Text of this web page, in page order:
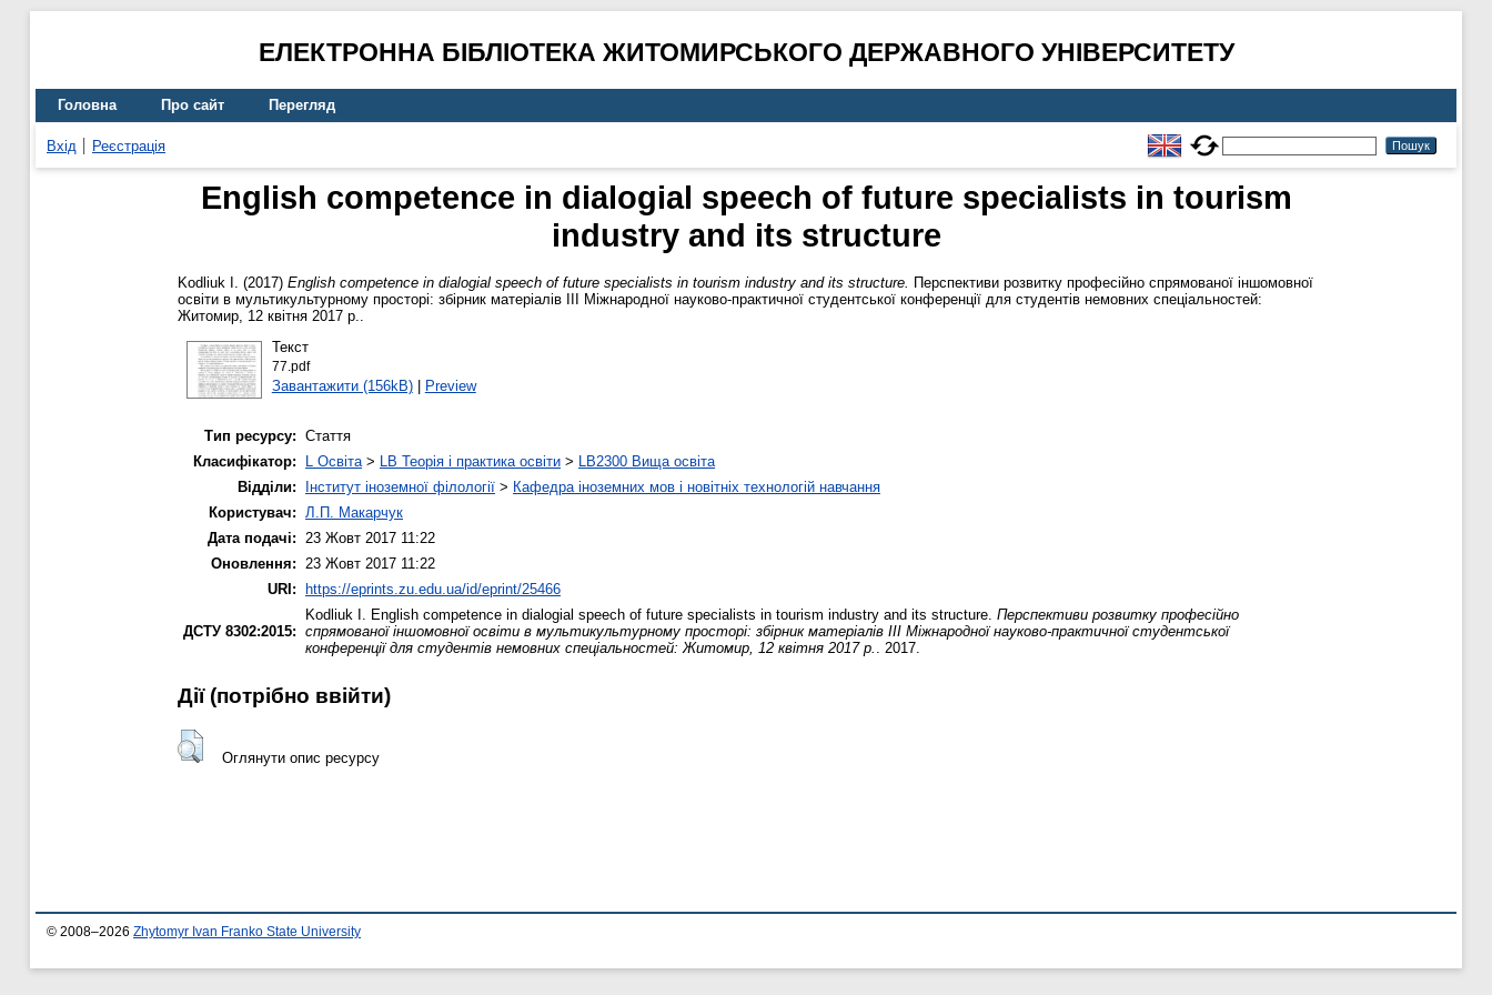
ЕЛЕКТРОННА БІБЛІОТЕКА ЖИТОМИРСЬКОГО ДЕРЖАВНОГО УНІВЕРСИТЕТУ
Головна Про сайт Перегляд
Вхід Реєстрація
English competence in dialogial speech of future specialists in tourism
industry and its structure
Kodliuk I. (2017) English competence in dialogial speech of future specialists in tourism industry and its structure. Перспективи розвитку професійно спрямованої іншомовної
освіти в мультикультурному просторі: збірник матеріалів ІІІ Міжнародної науково-практичної студентської конференції для студентів немовних спеціальностей:
Житомир, 12 квітня 2017 р..
Текст
77.pdf
Завантажити (156kB)| Preview
Тип ресурсу: Стаття
Класифікатор:
L Освіта> LB Теорія і практика освіти > LB2300 Вища освіта
Відділи:
Інститут іноземної філології > Кафедра іноземних мов і новітніх технологій навчання
Користувач: Л.П. Макарчук
Дата подачі: 23 Жовт 2017 11:22
Оновлення: 23 Жовт 2017 11:22
URI:
https://eprints.zu.edu.ua/id/eprint/25466
ДСТУ 8302:2015:
Kodliuk I. English competence in dialogial speech of future specialists in tourism industry and its structure. Перспективи розвитку професійно
спрямованої іншомовної освіти в мультикультурному просторі: збірник матеріалів ІІІ Міжнародної науково-практичної студентської
конференції для студентів немовних спеціальностей: Житомир, 12 квітня 2017 р. . 2017.
Дії ​​(потрібно ввійти)
Оглянути опис ресурсу
© 2008–2026 Zhytomyr Ivan Franko State University